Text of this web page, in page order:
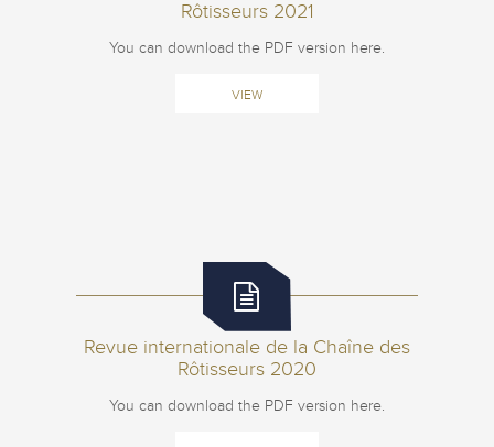
Rôtisseurs 2021
You can download the PDF version here.
VIEW
Revue internationale de la Chaîne des
Rôtisseurs 2020
You can download the PDF version here.